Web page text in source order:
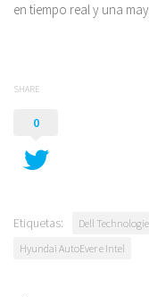
en tiempo real y una
SHARE
0
Etiquetas:
Dell
Hyundai AutoEver e Intel